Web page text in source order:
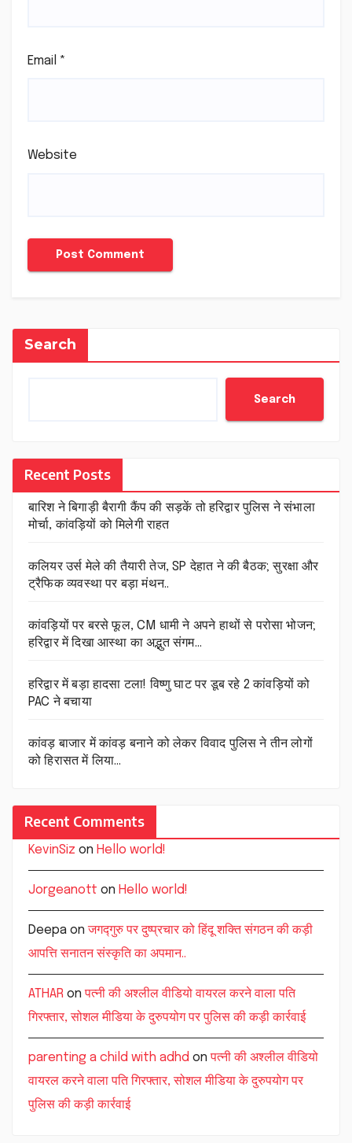
Email *
Website
Search
Search
Recent Posts
बारिश ने बिगाड़ी बैरागी कैंप की सड़कें तो हरिद्वार पुलिस ने संभाला
मोर्चा, कांवड़ियों को मिलेगी राहत
कलियर उर्स मेले की तैयारी तेज, SP देहात ने की बैठक; सुरक्षा और
ट्रैफिक व्यवस्था पर बड़ा मंथन..
कांवड़ियों पर बरसे फूल, CM धामी ने अपने हाथों से परोसा भोजन;
हरिद्वार में दिखा आस्था का अद्भुत संगम…
हरिद्वार में बड़ा हादसा टला! विष्णु घाट पर डूब रहे 2 कांवड़ियों को
PAC ने बचाया
कांवड़ बाजार में कांवड़ बनाने को लेकर विवाद पुलिस ने तीन लोगों
को हिरासत में लिया…
Recent Comments
KevinSiz on Hello world!
Jorgeanott on Hello world!
Deepa onजगद्गुरु पर दुष्प्रचार को हिंदू शक्ति संगठन की कड़ी
आपत्ति सनातन संस्कृति का अपमान..
ATHAR onपत्नी की अश्लील वीडियो वायरल करने वाला पति
गिरफ्तार, सोशल मीडिया के दुरुपयोग पर पुलिस की कड़ी कार्रवाई
parenting a child with adhd onपत्नी की अश्लील वीडियो
वायरल करने वाला पति गिरफ्तार, सोशल मीडिया के दुरुपयोग पर
पुलिस की कड़ी कार्रवाई